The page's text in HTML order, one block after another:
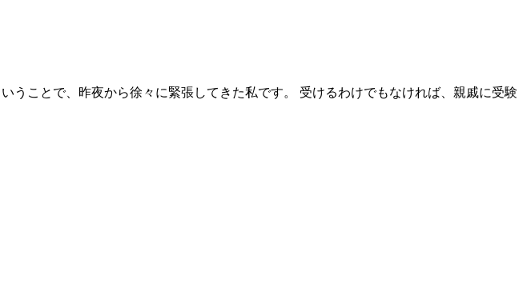
ことで、昨夜から徐々に緊張してきた私です。 受けるわけでもなければ、親戚に受験